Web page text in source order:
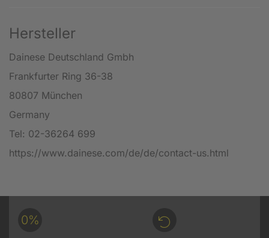
Hersteller
Dainese Deutschland Gmbh
Frankfurter Ring 36-38
80807 München
Germany
Tel: 02-36264 699
https://www.dainese.com/de/de/contact-us.html
0%